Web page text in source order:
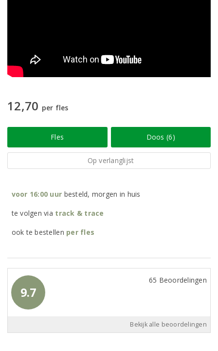
12,70 per fles
Fles Doos (6)
Op verlanglijst
voor 16:00 uur besteld, morgen in huis
te volgen via track & trace
ook te bestellen per fles
9.7
65 Beoordelingen
Bekijk alle beoordelingen